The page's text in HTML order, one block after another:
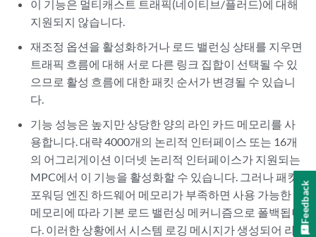
이 기능은 멀티캐스트 트래픽(네이티브/플러드)에 대해
지원되지 않습니다.
재조정 옵션을 활성화하거나 로드 밸런싱 상태를 지우면
트래픽 흐름에 대해 서로 다른 링크 집합이 선택될 수 있
으므로 활성 흐름에 대한 패킷 순서가 변경될 수 있습니
다.
기능 성능은 높지만 상당한 양의 라인 카드 메모리를 사
용합니다. 대략 4000개의 논리적 인터페이스 또는 16개
의 어그리게이션 이더넷 논리적 인터페이스가 지원되는
MPC에서 이 기능을 활성화할 수 있습니다. 그러나 패킷
포워딩 엔진 하드웨어 메모리가 부족하면 사용 가능한
메모리에 따라 기본 로드 밸런싱 메커니즘으로 폴백됩니
다. 이러한 상황에서 시스템 로깅 메시지가 생성되어 라
Feedback